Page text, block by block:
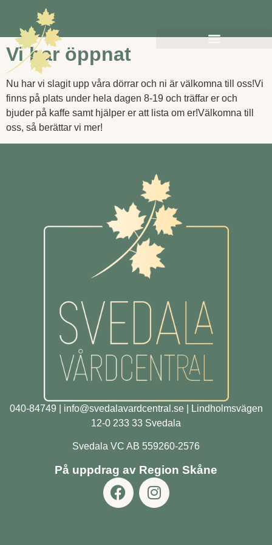
Vi har öppnat
Nu har vi slagit upp våra dörrar och ni är välkomna till oss!Vi
finns på plats under hela dagen 8-19 och träffar er och
bjuder på kaffe samt hjälper er att lista om er!Välkomna till
oss, så berättar vi mer!
040-84749 | info@svedalavardcentral.se |
Lindholmsvägen
12-0 233 33 Svedala
Svedala VC AB 559260-2576
På uppdrag av Region Skåne